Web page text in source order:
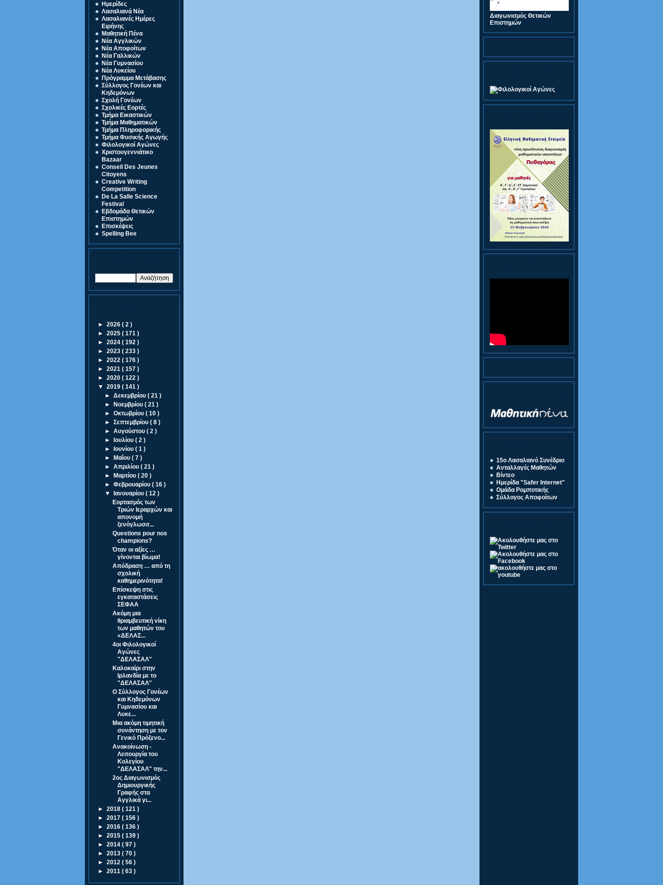
Ημερίδες
Λασαλιανά Νέα
Λασαλιανές Ημέρες
Ειρήνης
Μαθητική Πένα
Νέα Αγγλικών
Νέα Αποφοίτων
Νέα Γαλλικών
Νέα Γυμνασίου
Νέα Λυκείου
Πρόγραμμα Μετάβασης
Σύλλογος Γονέων και
Κηδεμόνων
Σχολή Γονέων
Σχολικές Εορτές
Τμήμα Εικαστικών
Τμήμα Μαθηματικών
Τμήμα Πληροφορικής
Τμήμα Φυσικής Αγωγής
Φιλολογικοί Αγώνες
Χριστουγεννιάτικο
Bazaar
Conseil Des Jeunes
Citoyens
Creative Writing
Competition
De La Salle Science
Festival
Eβδομάδα Θετικών
Επιστημών
Eπισκέψεις
Spelling Bee
► 2026 ( 2 )
► 2025 ( 171 )
► 2024 ( 192 )
► 2023 ( 233 )
► 2022 ( 176 )
► 2021 ( 157 )
► 2020 ( 122 )
▼ 2019 ( 141 )
►Δεκεμβρίου( 21 )
►
Νοεμβρίου( 21 )
►Οκτωβρίου( 10 )
►Σεπτεμβρίου( 8 )
►Αυγούστου( 2 )
►
Ιουλίου( 2 )
►
Ιουνίου( 1 )
►
Μαΐου( 7 )
►Απριλίου( 21 )
►
Μαρτίου( 20 )
►Φεβρουαρίου( 16 )
▼
Ιανουαρίου( 12 )
Εορτασμός των
Τριών Ιεραρχών και
απονομή
ξενόγλωσσ...
Questions pour nos
champions?
Όταν οι αξίες …
γίνονται βίωμα!
Απόδραση … από τη
σχολική
καθημερινότητα!
Επίσκεψη στις
εγκαταστάσεις
ΣΕΦΑΑ
Ακόμη μια
θριαμβευτική νίκη
των μαθητών του
«ΔΕΛΑΣ...
4οι Φιλολογικοί
Αγώνες
"ΔΕΛΑΣΑΛ"
Καλοκαίρι στην
Ιρλανδία με το
"ΔΕΛΑΣΑΛ"
Ο Σύλλογος Γονέων
και Κηδεμόνων
Γυμνασίου και
Λυκε...
Μια ακόμη τιμητική
συνάντηση με τον
Γενικό Πρόξενο...
Ανακοίνωση -
Λειτουργία του
Κολεγίου
"ΔΕΛΑΣΑΛ" την...
2ος Διαγωνισμός
Δημιουργικής
Γραφής στα
Αγγλικά γι...
► 2018 ( 121 )
► 2017 ( 156 )
► 2016 ( 136 )
► 2015 ( 139 )
► 2014 ( 97 )
► 2013 ( 70 )
► 2012 ( 56 )
► 2011 ( 63 )
Διαγωνισμός Θετικών
Επιστημών
15o Λασαλιανό Συνέδριο
Ανταλλαγές Μαθητών
Βίντεο
Ημερίδα "Safer Internet"
Ομάδα Ρομποτικής
Σύλλογος Αποφοίτων